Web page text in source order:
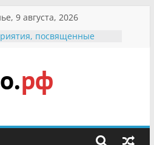
9 августа, 2026
посвященные
Инжавинского округа»
Великой
фронтовичке
в сети Интернет